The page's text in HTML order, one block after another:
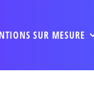
SUR MESURE